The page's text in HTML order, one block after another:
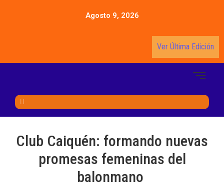
Agosto 9, 2026
Ver Última Edición
Club Caiquén: formando nuevas
promesas femeninas del
balonmano